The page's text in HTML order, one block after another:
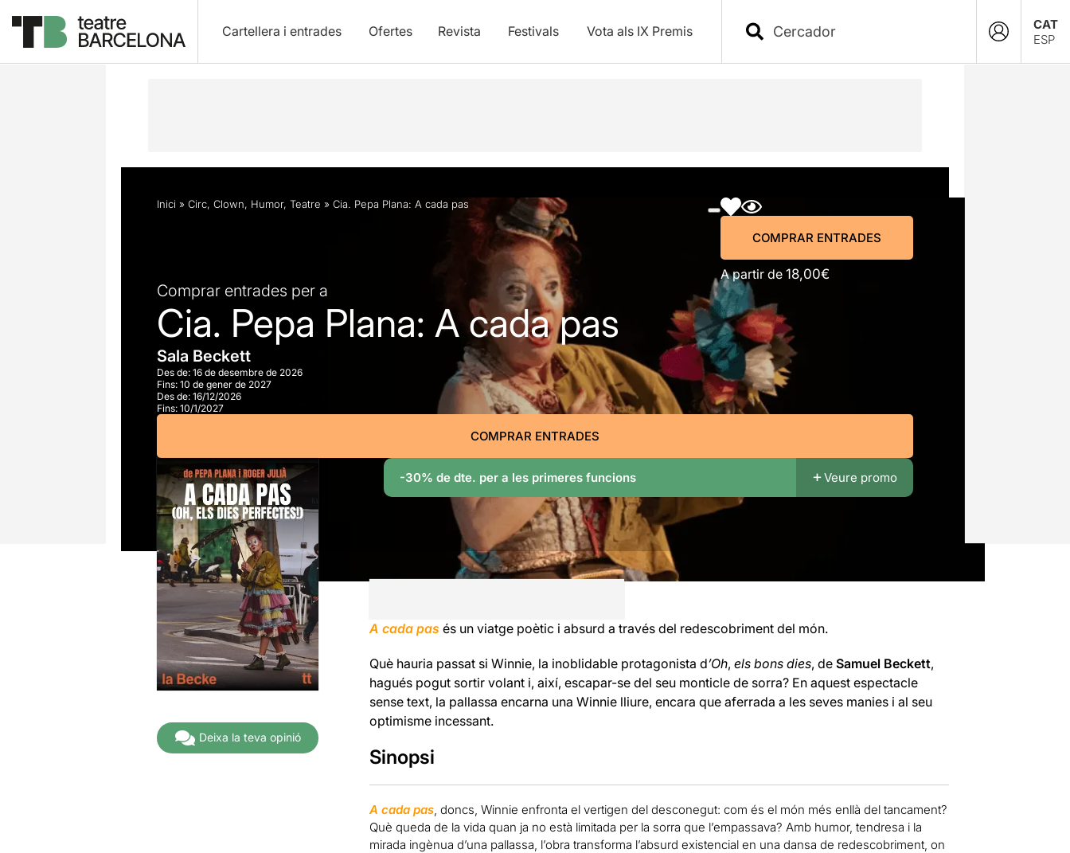
Cartellera i entrades Ofertes Revista Festivals Vota als IX Premis
CAT
ESP
Descripció Horaris Fitxa artística Fotos i vídeos Info pràctica COMPRAR ENTRADES
Inici » Circ, Clown, Humor, Teatre » Cia. Pepa Plana: A cada pas
A partir de 18,00€
COMPRAR ENTRADES
Comprar entrades per a
Cia. Pepa Plana: A cada pas
Sala Beckett
Des de: 16 de desembre de 2026
Fins: 10 de gener de 2027
Des de: 16/12/2026
Fins: 10/1/2027
COMPRAR ENTRADES
Deixa la teva opinió
-30% de dte. per a les primeres funcions Veure promo
A cada pas és un viatge poètic i absurd a través del redescobriment del món.
Què hauria passat si Winnie, la inoblidable protagonista d’Oh, els bons dies, de Samuel Beckett,
hagués pogut sortir volant i, així, escapar-se del seu monticle de sorra? En aquest espectacle
sense text, la pallassa encarna una Winnie lliure, encara que aferrada a les seves manies i al seu
optimisme incessant.
Sinopsi
A cada pas, doncs, Winnie enfronta el vertigen del desconegut: com és el món més enllà del tancament?
Què queda de la vida quan ja no està limitada per la sorra que l’empassava? Amb humor, tendresa i la
mirada ingènua d’una pallassa, l’obra transforma l’absurd existencial en una dansa de redescobriment, on